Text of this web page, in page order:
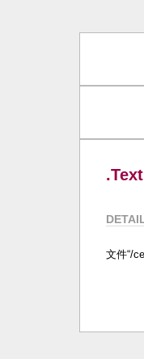
文件“/